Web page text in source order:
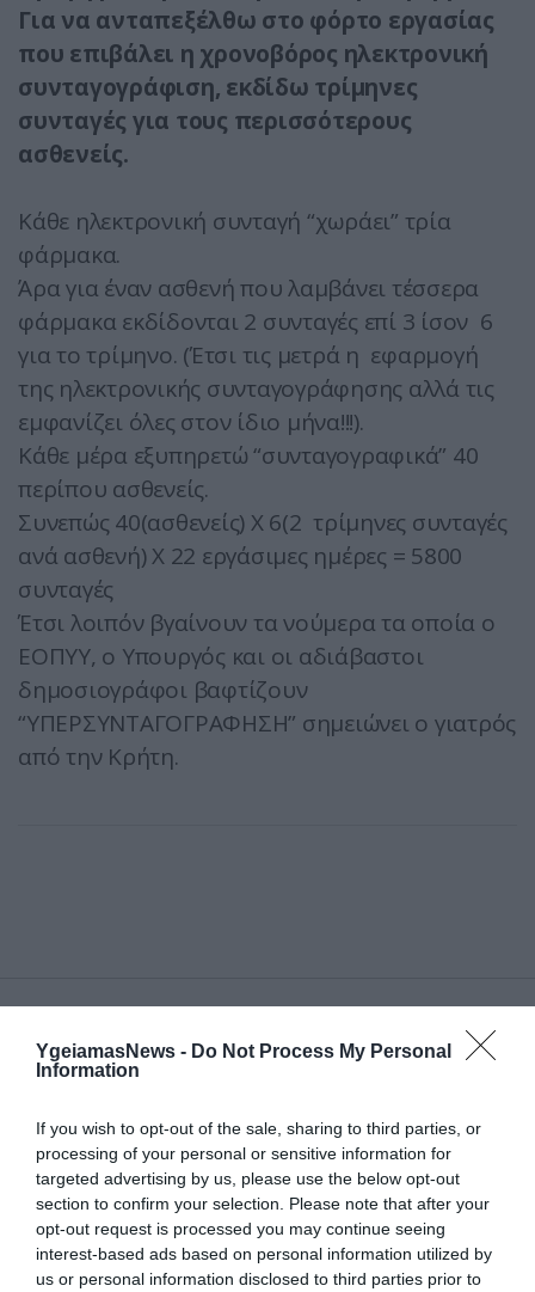
YgeiamasNews - Do Not Process My Personal
Information
If you wish to opt-out of the sale, sharing to third parties, or
processing of your personal or sensitive information for
targeted advertising by us, please use the below opt-out
section to confirm your selection. Please note that after your
opt-out request is processed you may continue seeing
interest-based ads based on personal information utilized by
us or personal information disclosed to third parties prior to
Για να ανταπεξέλθω στο φόρτο εργασίας
που επιβάλει η χρονοβόρος ηλεκτρονική
συνταγογράφιση, εκδίδω τρίμηνες
συνταγές για τους περισσότερους
ασθενείς.
Κάθε ηλεκτρονική συνταγή “χωράει” τρία
φάρμακα.
Άρα για έναν ασθενή που λαμβάνει τέσσερα
φάρμακα εκδίδονται 2 συνταγές επί 3 ίσον 6
για το τρίμηνο. (Έτσι τις μετρά η εφαρμογή
της ηλεκτρονικής συνταγογράφησης αλλά τις
εμφανίζει όλες στον ίδιο μήνα!!!).
Κάθε μέρα εξυπηρετώ “συνταγογραφικά” 40
περίπου ασθενείς.
Συνεπώς 40(ασθενείς) Χ 6(2 τρίμηνες συνταγές
ανά ασθενή) Χ 22 εργάσιμες ημέρες = 5800
συνταγές
Έτσι λοιπόν βγαίνουν τα νούμερα τα οποία ο
ΕΟΠΥΥ, ο Υπουργός και οι αδιάβαστοι
δημοσιογράφοι βαφτίζουν
“ΥΠΕΡΣΥΝΤΑΓΟΓΡΑΦΗΣΗ” σημειώνει ο γιατρός
από την Κρήτη.